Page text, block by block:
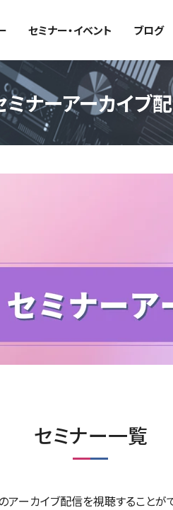
セミナー・イベント ブログ
ミナーアーカイブ
セミナー一覧
ーカイブ配信を視聴することが